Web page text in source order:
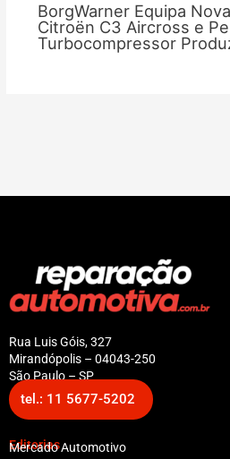
BorgWarner Equipa
Citroën C3 Aircross e
Turbocompressor
Rua Luis Góis, 327
Mirandópolis – 04043-250
São Paulo – SP
tel.: 11 5677-5202
Editorias
Mercado Automotivo